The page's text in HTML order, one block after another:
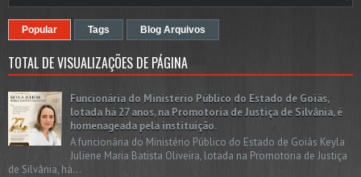
Popular Tags Blog Arquivos
TOTAL DE VISUALIZAÇÕES DE PÁGINA
Funcionária do Ministério Público do Estado de Goiás,
lotada há 27 anos, na Promotoria de Justiça de Silvânia, é
homenageada pela instituição.
A funcionária do Ministério Público do Estado de Goiás Keyla
Juliene Maria Batista Oliveira, lotada na Promotoria de Justiça
de Silvânia, há...